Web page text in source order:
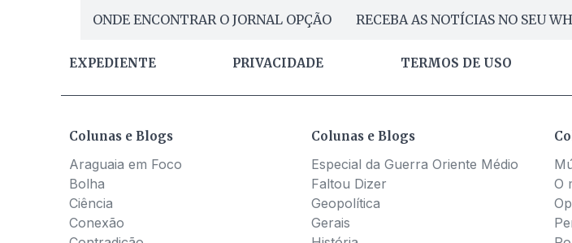
ONDE ENCONTRAR O JORNAL OPÇÃO RECEBA AS NOTÍCIAS NO SEU
EXPEDIENTE PRIVACIDADE TERMOS DE USO
Colunas e Blogs
Araguaia em Foco
Bolha
Ciência
Conexão
Colunas e Blogs
Especial da Guerra Oriente Médio
Faltou Dizer
Geopolítica
Gerais
O